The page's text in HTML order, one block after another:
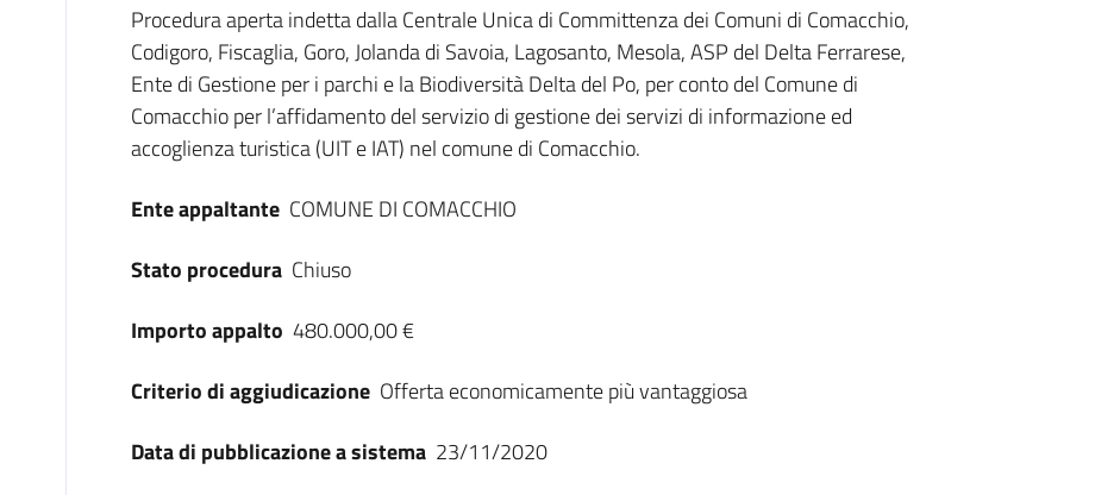
Dati del bando
Procedura aperta indetta dalla Centrale Unica di Committenza dei Comuni di Comacchio,
Codigoro, Fiscaglia, Goro, Jolanda di Savoia, Lagosanto, Mesola, ASP del Delta Ferrarese,
Ente di Gestione per i parchi e la Biodiversità Delta del Po, per conto del Comune di
Comacchio per l’affidamento del servizio di gestione dei servizi di informazione ed
accoglienza turistica (UIT e IAT) nel comune di Comacchio.
Ente appaltante COMUNE DI COMACCHIO
Stato procedura Chiuso
Importo appalto 480.000,00 €
Criterio di aggiudicazione Offerta economicamente più vantaggiosa
Data di pubblicazione a sistema 23/11/2020